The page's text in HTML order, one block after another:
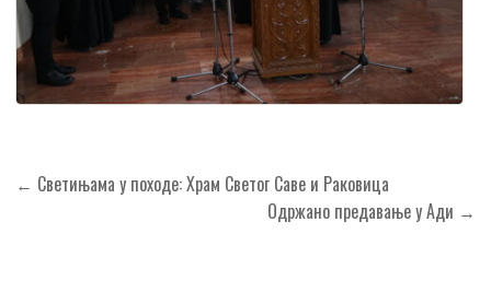
Кретање
← Светињама у походе: Храм Светог Саве и Раковица
Одржано предавање у Ади →